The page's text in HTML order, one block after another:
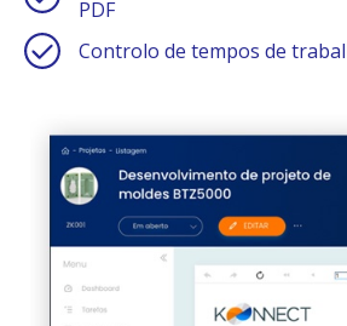
PDF
Controlo de tempos de